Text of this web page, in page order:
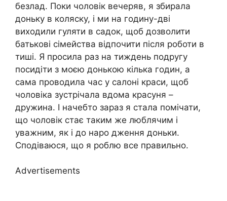
безлад. Поки чоловік вечеряв, я збирала
доньку в коляску, і ми на годину-дві
виходили гуляти в садок, щоб дозволити
батькові сімейства відпочити після роботи в
тиші. Я просила раз на тиждень подругу
посидіти з моєю донькою кілька годин, а
сама проводила час у салоні краси, щоб
чоловіка зустрічала вдома красуня –
дружина. І начебто зараз я стала помічати,
що чоловік стає таким же люблячим і
уважним, як і до наро дження доньки.
Сподіваюся, що я роблю все правильно.
Advertisements